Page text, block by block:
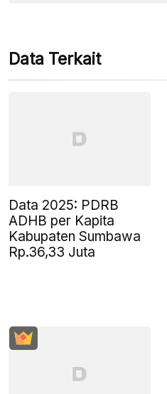
Data Terkait
Data 2025: PDRB
ADHB per Kapita
Kabupaten Sumbawa
Rp.36,33 Juta